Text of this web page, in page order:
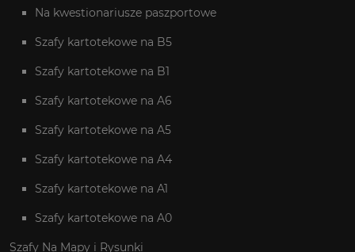
Na kwestionariusze paszportowe
Szafy kartotekowe na B5
Szafy kartotekowe na B1
Szafy kartotekowe na A6
Szafy kartotekowe na A5
Szafy kartotekowe na A4
Szafy kartotekowe na A1
Szafy kartotekowe na A0
Szafy Na Mapy i Rysunki